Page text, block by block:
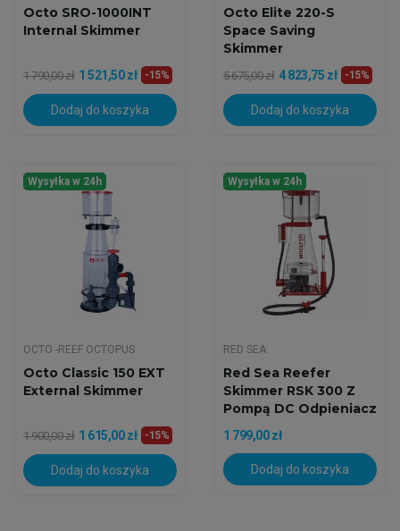
Octo SRO-1000INT
Internal Skimmer
1 790,00 zł 1 521,50 zł -15%
Dodaj do koszyka
Octo Elite 220-S
Space Saving
Skimmer
5 675,00 zł 4 823,75 zł -15%
Dodaj do koszyka
Wysyłka w 24h
OCTO -REEF OCTOPUS
Octo Classic 150 EXT
External Skimmer
1 900,00 zł 1 615,00 zł -15%
Dodaj do koszyka
Wysyłka w 24h
RED SEA
Red Sea Reefer
Skimmer RSK 300 Z
Pompą DC Odpieniacz
Białek
1 799,00 zł
Dodaj do koszyka